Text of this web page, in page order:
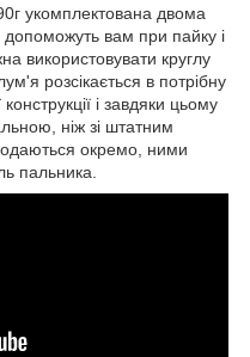
укомплектована двома
вам при пайку і
використовувати круглу
розсікається в потрібну
і завдяки цьому
ніж зі штатним
окремо, ними
пальника.